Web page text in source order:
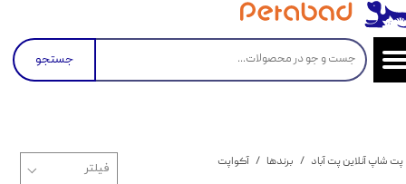
جستجو
پت شاپ آنلاین پت آباد برندها آکواپت